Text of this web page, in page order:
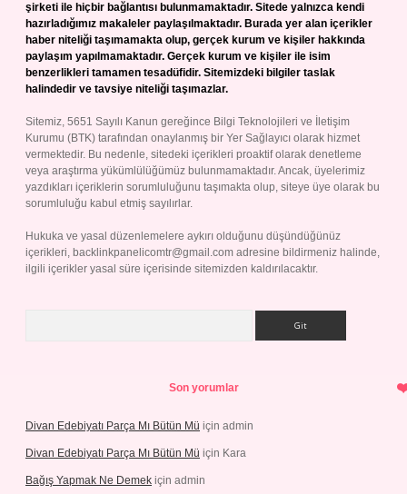
şirketi ile hiçbir bağlantısı bulunmamaktadır. Sitede yalnızca kendi
hazırladığımız makaleler paylaşılmaktadır. Burada yer alan içerikler
haber niteliği taşımamakta olup, gerçek kurum ve kişiler hakkında
paylaşım yapılmamaktadır. Gerçek kurum ve kişiler ile isim
benzerlikleri tamamen tesadüfidir. Sitemizdeki bilgiler taslak
halindedir ve tavsiye niteliği taşımazlar.
Sitemiz, 5651 Sayılı Kanun gereğince Bilgi Teknolojileri ve İletişim
Kurumu (BTK) tarafından onaylanmış bir Yer Sağlayıcı olarak hizmet
vermektedir. Bu nedenle, sitedeki içerikleri proaktif olarak denetleme
veya araştırma yükümlülüğümüz bulunmamaktadır. Ancak, üyelerimiz
yazdıkları içeriklerin sorumluluğunu taşımakta olup, siteye üye olarak bu
sorumluluğu kabul etmiş sayılırlar.
Hukuka ve yasal düzenlemelere aykırı olduğunu düşündüğünüz
içerikleri, backlinkpanelicomtr@gmail.com adresine bildirmeniz halinde,
ilgili içerikler yasal süre içerisinde sitemizden kaldırılacaktır.
Son yorumlar
Divan Edebiyatı Parça Mı Bütün Mü için admin
Divan Edebiyatı Parça Mı Bütün Mü için Kara
Bağış Yapmak Ne Demek için admin